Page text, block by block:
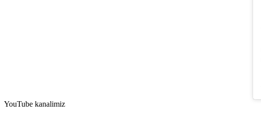
YouTube kanalimiz